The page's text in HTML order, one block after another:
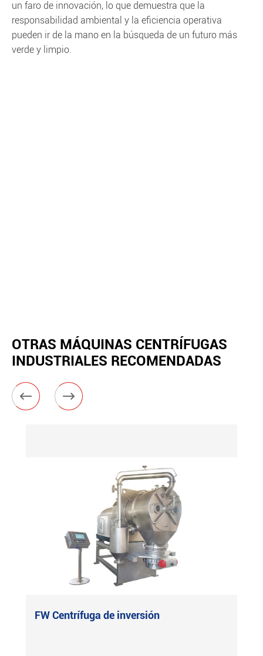
un faro de innovación, lo que demuestra que la
responsabilidad ambiental y la eficiencia operativa
pueden ir de la mano en la búsqueda de un futuro más
verde y limpio.
OTRAS MÁQUINAS CENTRÍFUGAS
INDUSTRIALES RECOMENDADAS
 
FW Centrífuga de inversión